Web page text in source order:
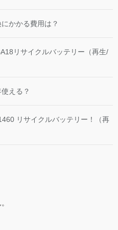
かかる費用は？
リサイクルバッテリー（再生/
える？
リサイクルバッテリー！（再